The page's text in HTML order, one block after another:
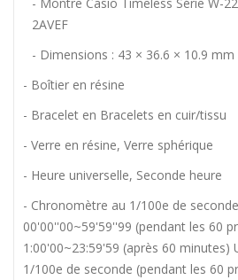
2AVEF
- Dimensions : 43 × 36.6 × 10.9 mm
- Boîtier en résine
- Bracelet en Bracelets en cuir/tissu
- Verre en résine, Verre sphérique
- Heure universelle, Seconde heure
- Chronomètre au 1/100e de
00'00''00~59'59''99 (pendant les 60
1:00'00~23:59'59 (après 60 minutes)
1/100e de seconde (pendant les 60